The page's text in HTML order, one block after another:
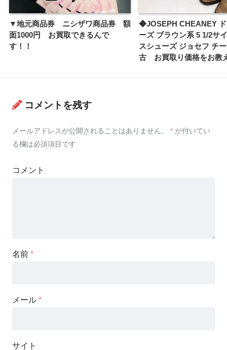
▼地元商品券 ニシザワ商品券 額
面1000円 お買取できるんで
す！！
◆JOSEPH CHEANEY
ーズ ブラウン系 5 1/2サ
スシューズ ジョセフ チ
古 お買取り価格をお教
コメントを残す
メールアドレスが公開されることはありません。 * が付いてい
る欄は必須項目です
コメント
名前 *
メール *
サイト